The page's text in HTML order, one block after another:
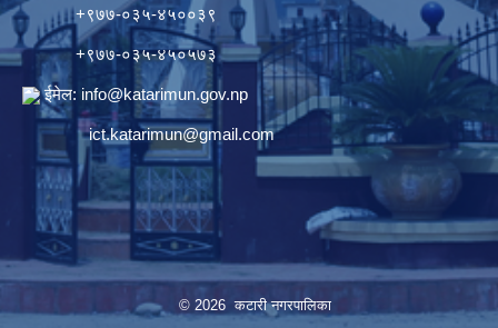
+९७७-०३५-४५००३९
+९७७-०३५-४५०५७३
ईमेल: info@katarimun.gov.np
ict.katarimun@gmail.com
© 2026 कटारी नगरपालिका